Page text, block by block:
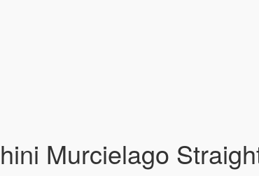
Murcielago